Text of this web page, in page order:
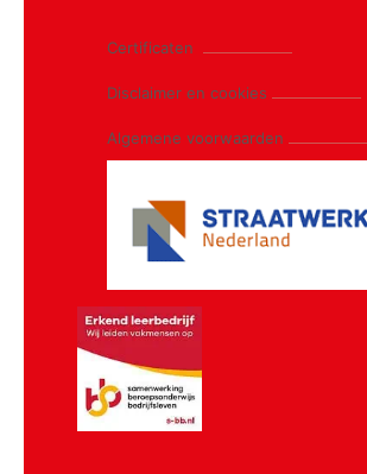
Certificaten
Disclaimer en cookies
Algemene voorwaarden